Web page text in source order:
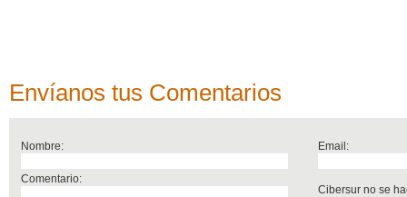
Envíanos tus Comentarios
Nombre: Email:
Comentario:
Cibersur no se